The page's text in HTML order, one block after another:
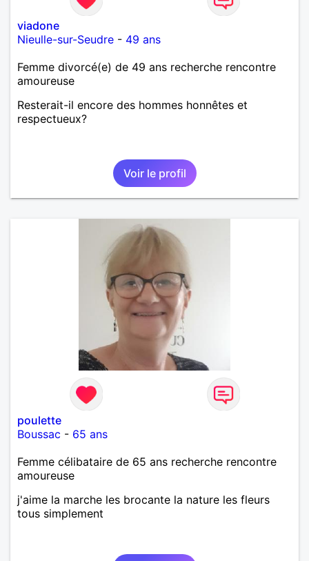
viadone
Nieulle-sur-Seudre - 49 ans
Femme divorcé(e) de 49 ans recherche rencontre
amoureuse
Resterait-il encore des hommes honnêtes et
respectueux?
Voir le profil
poulette
Boussac - 65 ans
Femme célibataire de 65 ans recherche rencontre
amoureuse
j'aime la marche les brocante la nature les fleurs
tous simplement